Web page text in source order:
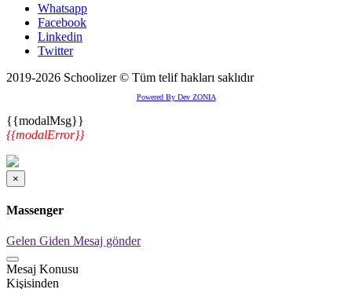
Whatsapp
Facebook
Linkedin
Twitter
2019-2026 Schoolizer © Tüm telif hakları saklıdır
Powered By Dev ZONIA
{{modalMsg}}
{{modalError}}
×
Massenger
Gelen Giden Mesaj gönder
Mesaj Konusu
Kişisinden